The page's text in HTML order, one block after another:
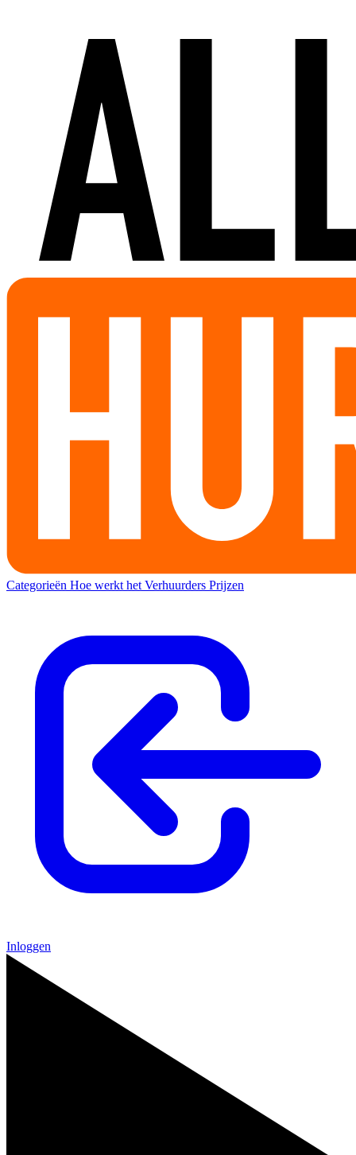
Categorieën Hoe werkt het Verhuurders Prijzen
Inloggen